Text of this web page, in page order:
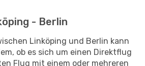
- Berlin
Linköping und Berlin kann
ob es sich um einen Direktflug
Flug mit einem oder mehreren